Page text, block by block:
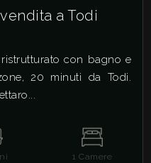
a Todi
con bagno e
20 minuti da Todi.
1 Camere